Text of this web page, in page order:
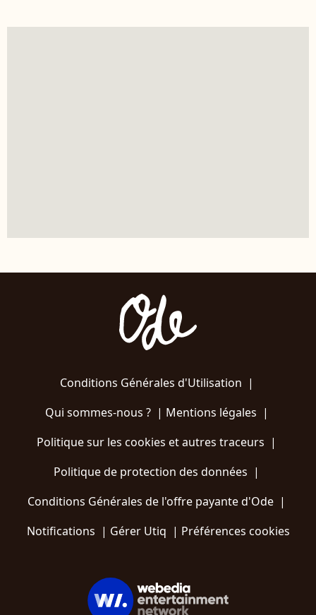
Conditions Générales d'Utilisation |
Qui sommes-nous ?| Mentions légales |
Politique sur les cookies et autres traceurs |
Politique de protection des données |
Conditions Générales de l'offre payante d'Ode |
Notifications | Gérer Utiq | Préférences cookies